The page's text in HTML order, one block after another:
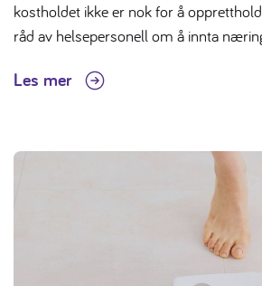
kostholdet ikke er nok for å
råd av helsepersonell om å innta
Les mer